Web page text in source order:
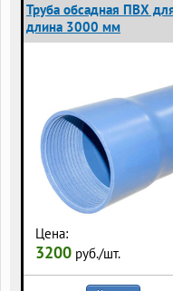
Труба обсадная ПВХ
длина 3000 мм
Цена:
3200 руб./шт.